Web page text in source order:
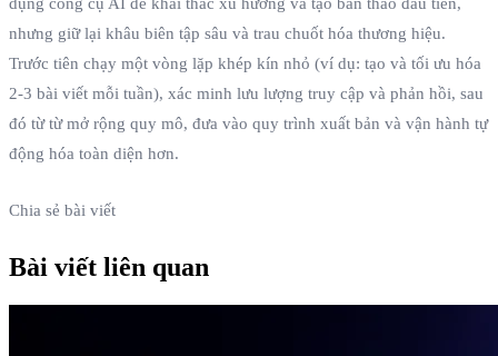
nhưng giữ lại khâu biên tập sâu và trau chuốt hóa thương hiệu.
Trước tiên chạy một vòng lặp khép kín nhỏ (ví dụ: tạo và tối ưu hóa
2-3 bài viết mỗi tuần), xác minh lưu lượng truy cập và phản hồi, sau
đó từ từ mở rộng quy mô, đưa vào quy trình xuất bản và vận hành tự
động hóa toàn diện hơn.
Chia sẻ bài viết
Bài viết liên quan